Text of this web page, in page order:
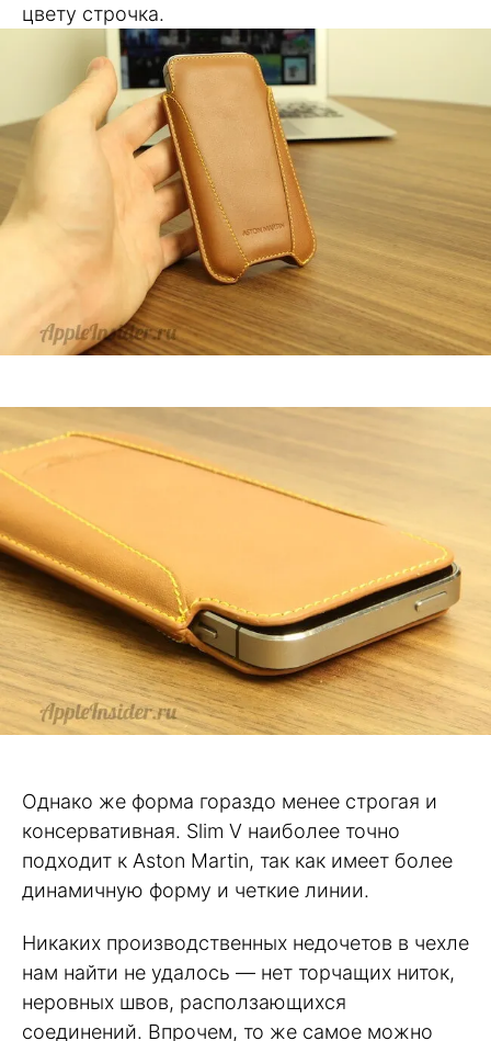
цвету строчка.
Однако же форма гораздо менее строгая и
консервативная. Slim V наиболее точно
подходит к Aston Martin, так как имеет более
динамичную форму и четкие линии.
Никаких производственных недочетов в чехле
нам найти не удалось — нет торчащих ниток,
неровных швов, расползающихся
соединений. Впрочем, то же самое можно